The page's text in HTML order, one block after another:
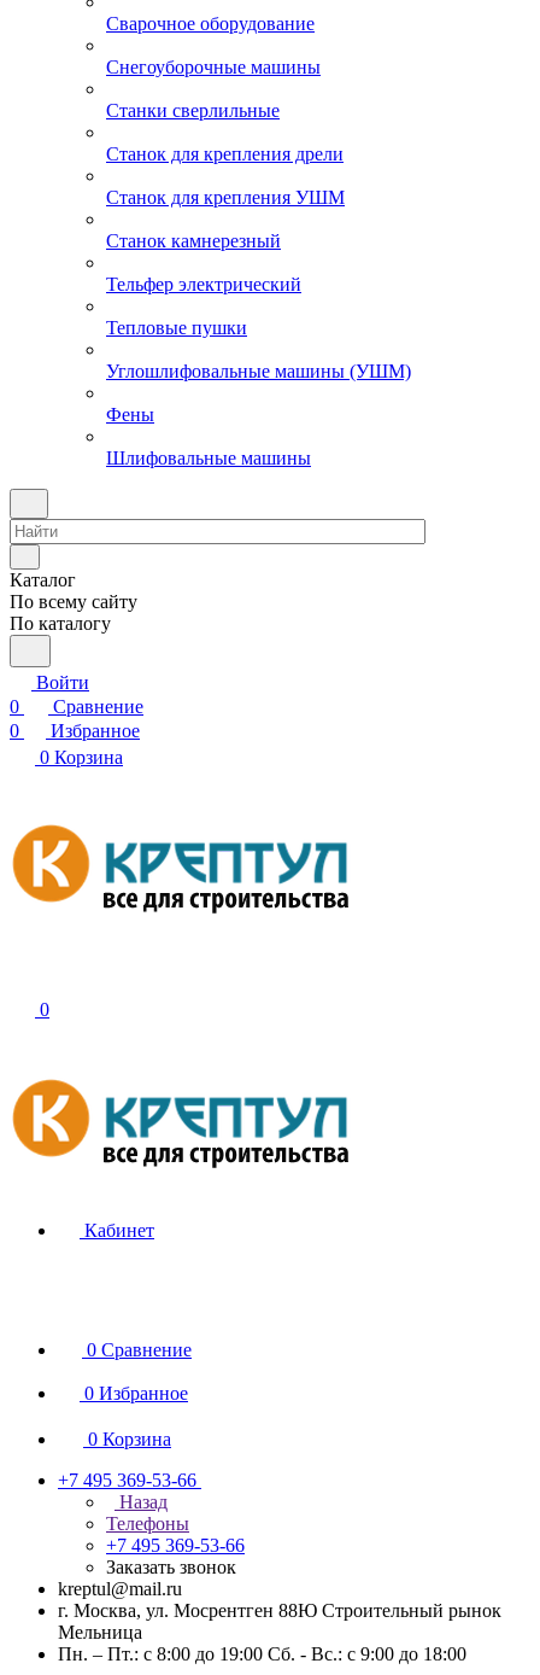
Сварочное оборудование
Снегоуборочные машины
Станки сверлильные
Станок для крепления дрели
Станок для крепления УШМ
Станок камнерезный
Тельфер электрический
Тепловые пушки
Углошлифовальные машины (УШМ)
Фены
Шлифовальные машины
Каталог
По всему сайту
По каталогу
Войти
0
Сравнение
0
Избранное
0 Корзина
0
Кабинет
0 Сравнение
0 Избранное
0 Корзина
+7 495 369-53-66
Назад
Телефоны
+7 495 369-53-66
Заказать звонок
kreptul@mail.ru
г. Москва, ул. Мосрентген 88Ю Строительный рынок
Мельница
Пн. – Пт.: с 8:00 до 19:00 Сб. - Вс.: с 9:00 до 18:00